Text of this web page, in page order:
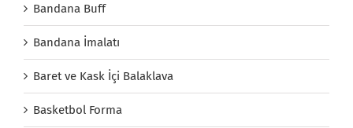
Bandana Buff
Bandana İmalatı
Baret ve Kask İçi Balaklava
Basketbol Forma